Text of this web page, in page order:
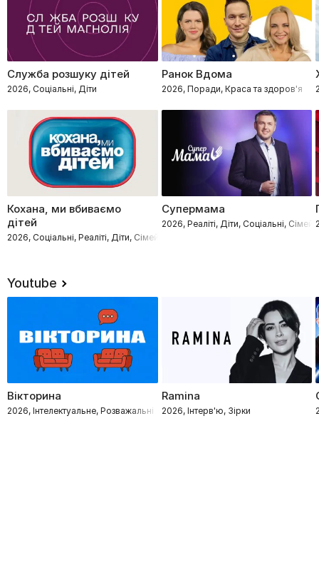
Служба розшуку дітей
2026, Соціальні, Діти
Ранок Вдома
2026, Поради, Краса та здоров'я
Кохана, ми вбиваємо
дітей
2026, Соціальні, Реаліті, Діти, Сімейні
Супермама
2026, Реаліті, Діти, Соціальні,
Youtube
Вікторина
2026, Інтелектуальне, Розважальні
Ramina
2026, Інтерв'ю, Зірки